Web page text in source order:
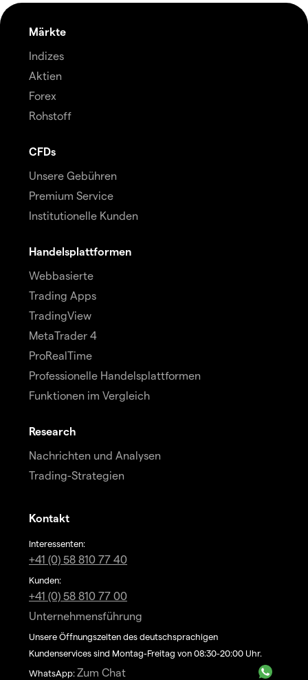
Märkte
Indizes
Aktien
Forex
Rohstoff
CFDs
Unsere Gebühren
Premium Service
Institutionelle Kunden
Handelsplattformen
Webbasierte
Trading Apps
TradingView
MetaTrader 4
ProRealTime
Professionelle Handelsplattformen
Funktionen im Vergleich
Research
Nachrichten und Analysen
Trading-Strategien
Kontakt
Interessenten:
+41 (0) 58 810 77 40
Kunden:
+41 (0) 58 810 77 00
Unternehmensführung
Unsere Öffnungszeiten des deutschsprachigen
Kundenservices sind Montag-Freitag von 08:30-20:00 Uhr.
WhatsApp: Zum Chat